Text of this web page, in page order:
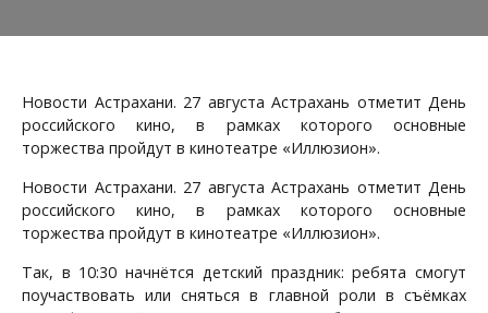
Новости Астрахани. 27 августа Астрахань отметит День
российского кино, в рамках которого основные
торжества пройдут в кинотеатре «Иллюзион».
Новости Астрахани. 27 августа Астрахань отметит День
российского кино, в рамках которого основные
торжества пройдут в кинотеатре «Иллюзион».
Так, в 10:30 начнётся детский праздник: ребята смогут
поучаствовать или сняться в главной роли в съёмках